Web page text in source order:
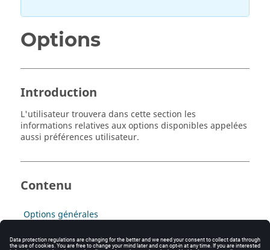
Options
Introduction
L'utilisateur trouvera dans cette section les
informations relatives aux options disponibles appelées
aussi préférences utilisateur.
Contenu
Options générales
Options Système